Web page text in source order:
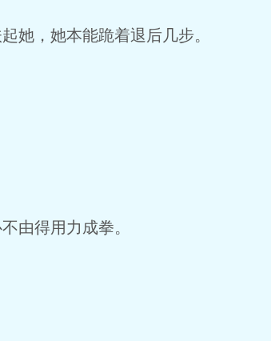
，她本能跪着退后几步。
得用力成拳。